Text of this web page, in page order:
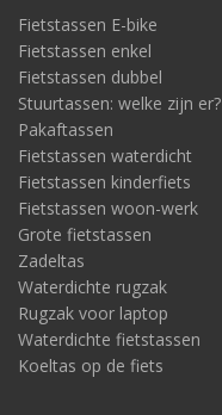
Fietstassen E-bike
Fietstassen enkel
Fietstassen dubbel
Stuurtassen: welke zijn er?
Pakaftassen
Fietstassen waterdicht
Fietstassen kinderfiets
Fietstassen woon-werk
Grote fietstassen
Zadeltas
Waterdichte rugzak
Rugzak voor laptop
Waterdichte fietstassen
Koeltas op de fiets